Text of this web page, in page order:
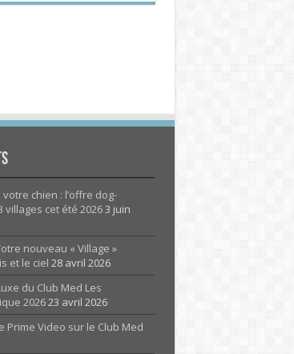
chien : l’offre dog-
villages cet été 20263 juin
nouveau « Village »
et le ciel 28 avril 2026
du Club Med Les
202623 avril 2026
Prime Video sur le Club Med